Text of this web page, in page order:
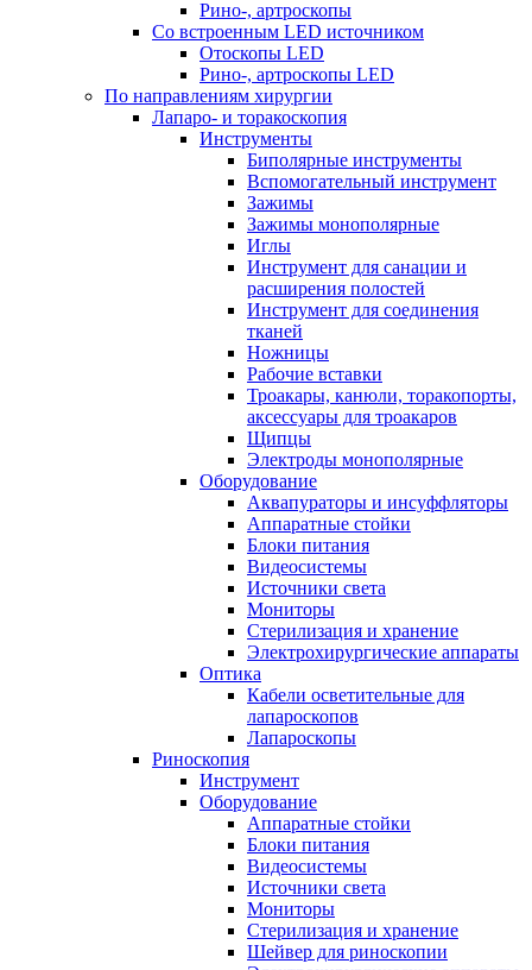
Рино-, артроскопы
Со встроенным LED источником
Отоскопы LED
Рино-, артроскопы LED
По направлениям хирургии
Лапаро- и торакоскопия
Инструменты
Биполярные инструменты
Вспомогательный инструмент
Зажимы
Зажимы монополярные
Иглы
Инструмент для санации и
расширения полостей
Инструмент для соединения
тканей
Ножницы
Рабочие вставки
Троакары, канюли, торакопорты,
аксессуары для троакаров
Щипцы
Электроды монополярные
Оборудование
Аквапураторы и инсуффляторы
Аппаратные стойки
Блоки питания
Видеосистемы
Источники света
Мониторы
Стерилизация и хранение
Электрохирургические аппараты
Оптика
Кабели осветительные для
лапароскопов
Лапароскопы
Риноскопия
Инструмент
Оборудование
Аппаратные стойки
Блоки питания
Видеосистемы
Источники света
Мониторы
Стерилизация и хранение
Шейвер для риноскопии